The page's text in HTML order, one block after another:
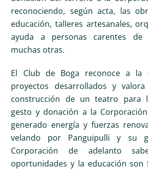
reconociendo, según acta, las
educación, talleres artesanales,
ayuda a personas carentes de
muchas otras.
El Club de Boga reconoce a la
proyectos desarrollados y
construcción de un teatro para
gesto y donación a la
generado energía y fuerzas
velando por Panguipulli y su
Corporación de adelanto
oportunidades y la educación son